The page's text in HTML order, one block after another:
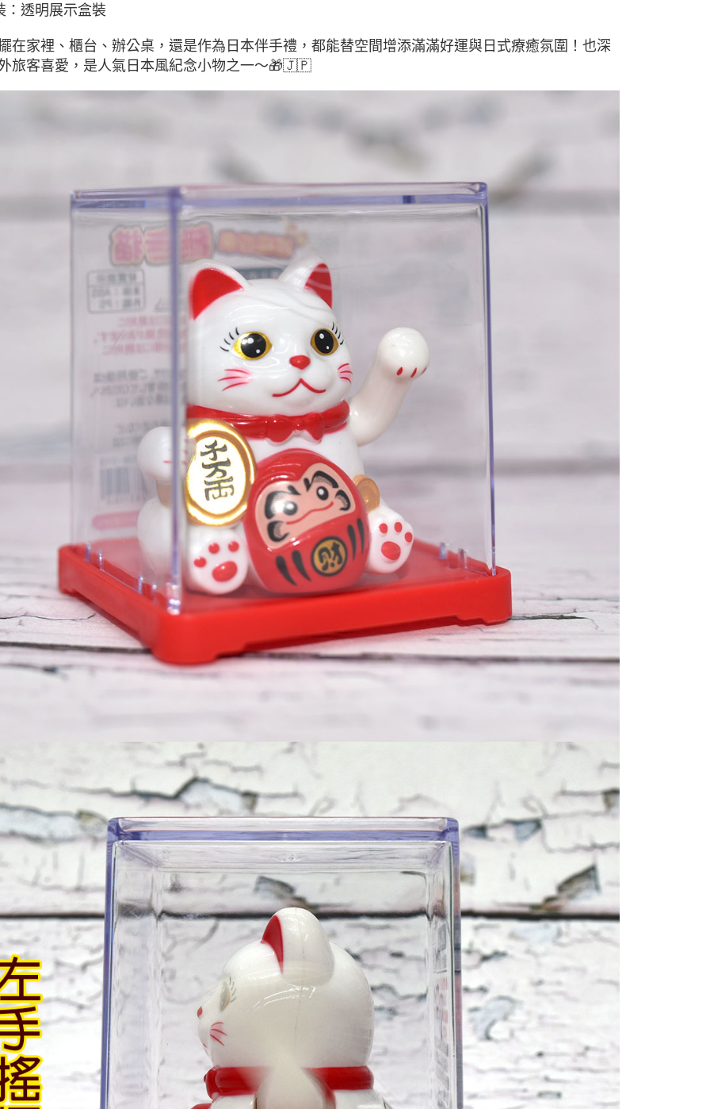
：透明展示盒裝
在家裡、櫃台、辦公桌，還是作為日本伴手禮，都能替空間增添滿滿好運與日式療癒氛圍！也深
旅客喜愛，是人氣日本風紀念小物之一～🎁🇯🇵